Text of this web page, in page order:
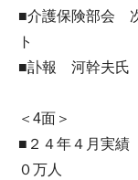
■介護保険部会
ト
■訃報 河幹夫氏
＜4面＞
■２４年４月実績
０万人